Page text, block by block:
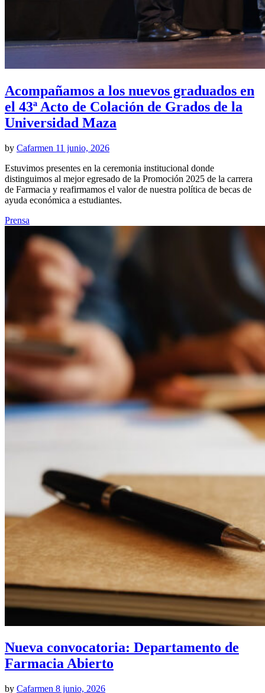
Acompañamos a los nuevos graduados en
el 43ª Acto de Colación de Grados de la
Universidad Maza
by Cafarmen 11 junio, 2026
Estuvimos presentes en la ceremonia institucional donde
distinguimos al mejor egresado de la Promoción 2025 de la carrera
de Farmacia y reafirmamos el valor de nuestra política de becas de
ayuda económica a estudiantes.
Prensa
Nueva convocatoria: Departamento de
Farmacia Abierto
by Cafarmen 8 junio, 2026